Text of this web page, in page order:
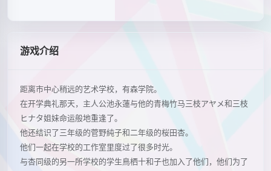
游戏介绍
距离市中心稍远的艺术学校，有森学院。
在开学典礼那天，主人公池永蓮与他的青梅竹马三枝アヤメ和三枝
ヒナタ姐妹命运般地重逢了。
他还结识了三年级的菅野純子和二年级的桜田杏。
他们一起在学校的工作室里度过了很多时光。
与杏同级的另一所学校的学生鳥栖十和子也加入了他们，他们为了